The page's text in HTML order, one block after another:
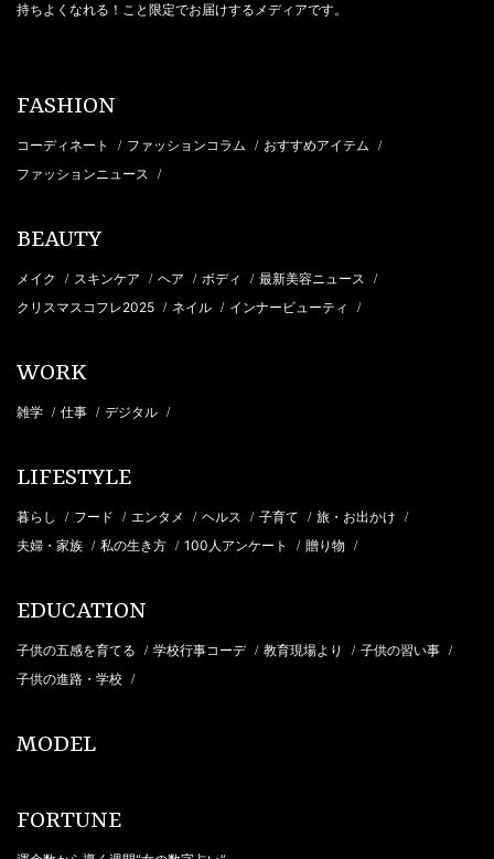
持ちよくなれる！こと限定でお届けするメディアです。
FASHION
コーディネート / ファッションコラム / おすすめアイテム /
ファッションニュース /
BEAUTY
メイク / スキンケア / ヘア / ボディ / 最新美容ニュース /
クリスマスコフレ2025 / ネイル / インナービューティ /
WORK
雑学 / 仕事 / デジタル /
LIFESTYLE
暮らし / フード / エンタメ / ヘルス / 子育て / 旅・お出かけ /
夫婦・家族 / 私の生き方 / 100人アンケート / 贈り物 /
EDUCATION
子供の五感を育てる / 学校行事コーデ / 教育現場より / 子供の習い事 /
子供の進路・学校 /
MODEL
FORTUNE